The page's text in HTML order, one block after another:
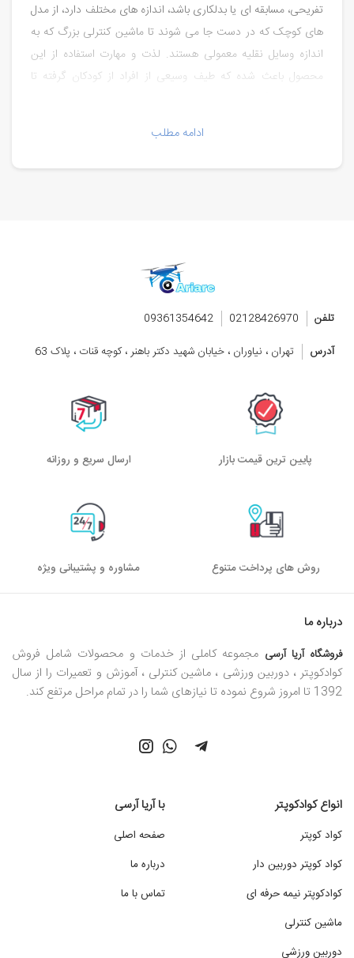
تفریحی، مسابقه ای یا بدلکاری باشد، اندازه های مختلف دارد، از مدل
های کوچک که در دست جا می شوند تا ماشین کنترلی بزرگ که به
اندازه وسایل نقلیه معمولی هستند. لذت و مهارت استفاده از این
محصول باعث شده که طیف وسیعی از افراد از کودکان گرفته تا
شما میتوانید انواع ماشین کنترلی حرفه ای و قوی را در سایز بزرگ و
از خرید ماشین کنترلی،‌ پیشنهاد میکنیم که چند ویدیو از این
محصولات ببینید تا با سرعت و نحوه کار با آنها آشنا شوید.
نکات مهم پیش از خرید ماشین کنترلی قوی
هنگام خرید ماشین کنترلی حرفه ای، چندین فاکتور کلیدی وجود دارد
آرسی مناسبی را انتخاب کنید که ترجیحات و نیازهای شما را برآورده
می کند. مهم ترین مواردی که باید در خرید این وسیله در نظر بگیرید
عبارتند از:
تعیین کنید. آیا شما یک کاربر مبتدی، متوسط ​​یا پیشرفته هستید؟
این به شما کمک می کند تا یک ماشین کنترلی قوی انتخاب کنید
که با سطح مهارت شما مطابقت داشته باشد و سطح مناسبی از
کنترل و عملکرد را ارائه دهد.
جنس بدنه:
طول عمر و کیفیت ساخت ماشین کنترلی به جنس بدنه آن
بستگی دارد. به دنبال مدل هایی با شاسی محکم، مواد با کیفیت
ادامه مطلب
تلفن 02128426970
09361354642
آدرس
تهران ، نیاوران ، خیابان شهید دکتر باهنر ، کوچه قنات ، پلاک 63
پایین ترین قیمت بازار ارسال سریع و روزانه
روش های پرداخت متنوع مشاوره و پشتیبانی ویژه
درباره ما
فروشگاه آریا آرسی مجموعه کاملی از خدمات و محصولات شامل فروش
کوادکوپتر ، دوربین ورزشی ، ماشین کنترلی ، آموزش و تعمیرات را از سال
1392 تا امروز شروع نموده تا نیازهای شما را در تمام مراحل مرتفع کند.
انواع کوادکوپتر
کواد کوپتر
کواد کوپتر دوربین دار
کوادکوپتر نیمه حرفه ای
ماشین کنترلی
دوربین ورزشی
با آریا آرسی
صفحه اصلی
درباره ما
تماس با ما